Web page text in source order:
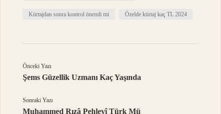
Kürtajdan sonra kontrol önemli mi Özelde kürtaj kaç TL 2024
Önceki Yazı
Şems Güzellik Uzmanı Kaç Yaşında
Sonraki Yazı
Muhammed Rızâ Pehlevî Türk Mü